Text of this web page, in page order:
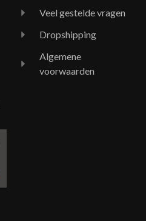
Veel gestelde vragen
Dropshipping
Algemene
voorwaarden